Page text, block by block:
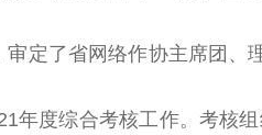
审定了省网络作协主席团、
年度综合考核工作。考核